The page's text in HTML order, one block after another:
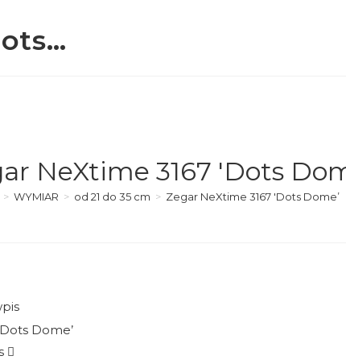
NeXtime 3167 'Dots
> WYMIAR > od 21 do 35 cm > Zegar NeXtime 3167 'Dots Dome’